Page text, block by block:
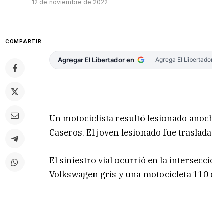
12 de noviembre de 2022
COMPARTIR
Agregar El Libertador en Agrega El
Un motociclista resultó lesionado
Caseros. El joven lesionado fue
El siniestro vial ocurrió en la
Volkswagen gris y una motocicleta 110